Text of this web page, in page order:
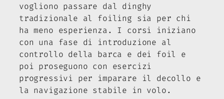
vogliono passare dal dinghy
tradizionale al foiling sia per chi
ha meno esperienza. I corsi iniziano
con una fase di introduzione al
controllo della barca e dei foil e
poi proseguono con esercizi
progressivi per imparare il decollo e
la navigazione stabile in volo.